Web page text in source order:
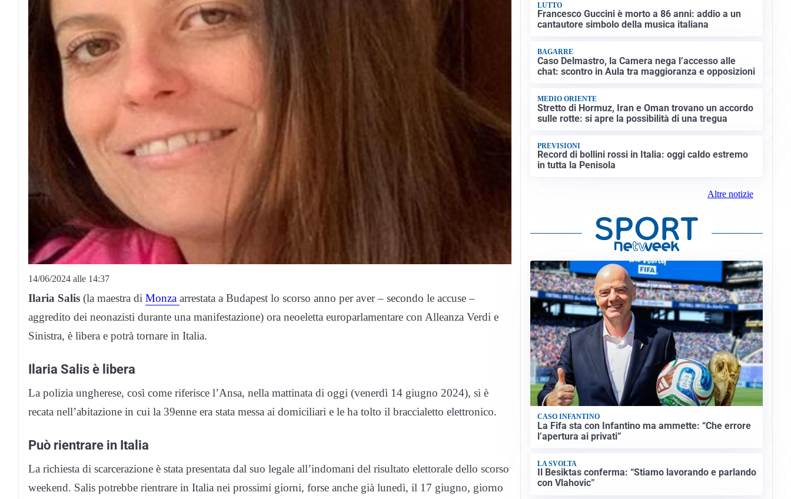
14/06/2024 alle 14:37
Ilaria Salis (la maestra di Monza arrestata a Budapest lo scorso anno per aver – secondo le accuse –
aggredito dei neonazisti durante una manifestazione) ora neoeletta europarlamentare con Alleanza Verdi e
Sinistra, è libera e potrà tornare in Italia.
Ilaria Salis è libera
La polizia ungherese, così come riferisce l’Ansa, nella mattinata di oggi (venerdì 14 giugno 2024), si è
recata nell’abitazione in cui la 39enne era stata messa ai domiciliari e le ha tolto il braccialetto elettronico.
Può rientrare in Italia
La richiesta di scarcerazione è stata presentata dal suo legale all’indomani del risultato elettorale dello scorso
weekend. Salis potrebbe rientrare in Italia nei prossimi giorni, forse anche già lunedì, il 17 giugno, giorno
LUTTO
Francesco Guccini è morto a 86 anni: addio a un
cantautore simbolo della musica italiana
BAGARRE
Caso Delmastro, la Camera nega l’accesso alle
chat: scontro in Aula tra maggioranza e opposizioni
MEDIO ORIENTE
Stretto di Hormuz, Iran e Oman trovano un accordo
sulle rotte: si apre la possibilità di una tregua
PREVISIONI
Record di bollini rossi in Italia: oggi caldo estremo
in tutta la Penisola
Altre notizie
CASO INFANTINO
La Fifa sta con Infantino ma ammette: “Che errore
l’apertura ai privati”
LA SVOLTA
Il Besiktas conferma: “Stiamo lavorando e parlando
con Vlahovic”